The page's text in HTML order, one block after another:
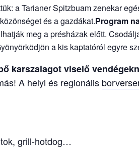
a Tarianer Spitzbuam zenekar
és a gazdákat.Program
meg a présházak előtt.
a kis kaptatóról egyre
karszalagot viselő
A helyi és regionális
grill-hotdog…